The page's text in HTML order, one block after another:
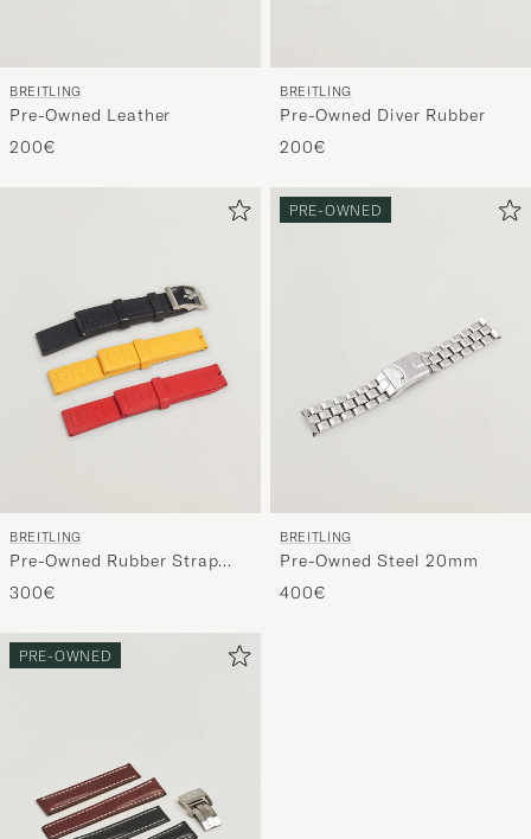
BREITLING
Pre-Owned Leather
200€
BREITLING
Pre-Owned Diver Rubber
200€
BREITLING
Pre-Owned Rubber Strap
22mm
300€
PRE-OWNED
BREITLING
Pre-Owned Steel 20mm
400€
PRE-OWNED